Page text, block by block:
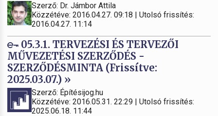
Szerző: Dr. Jámbor Attila
Közzétéve: 2016.04.27. 09:18 | Utolsó frissítés:
2016.04.27. 11:14
05.3.1. TERVEZÉSI ÉS TERVEZŐI
MŰVEZETÉSI SZERZŐDÉS -
SZERZŐDÉSMINTA (Frissítve:
2025.03.07.) »
Szerző: Építésijog.hu
Közzétéve: 2016.05.31. 22:29 | Utolsó frissítés:
2025.06.18. 11:44